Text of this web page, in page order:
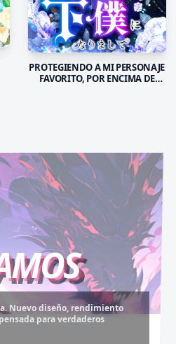
PROTEGIENDO A MI PERSONAJE
FAVORITO, POR ENCIMA DE
Nuevo diseño, rendimiento
para verdaderos
Recarga tus monedas
exclusivo sin límites.
Experiencia sin anuncios,
anticipado.